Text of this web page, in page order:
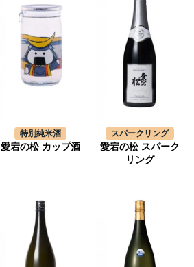
特別純米酒
愛宕の松 カップ酒
スパークリング
愛宕の松 スパーク
リング